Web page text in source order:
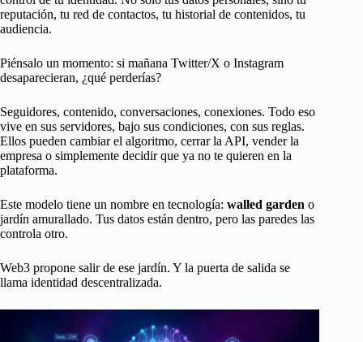
reputación, tu red de contactos, tu historial de contenidos, tu
audiencia.
Piénsalo un momento: si mañana Twitter/X o Instagram
desaparecieran, ¿qué perderías?
Seguidores, contenido, conversaciones, conexiones. Todo eso
vive en sus servidores, bajo sus condiciones, con sus reglas.
Ellos pueden cambiar el algoritmo, cerrar la API, vender la
empresa o simplemente decidir que ya no te quieren en la
plataforma.
Este modelo tiene un nombre en tecnología: walled garden o
jardín amurallado. Tus datos están dentro, pero las paredes las
controla otro.
Web3 propone salir de ese jardín. Y la puerta de salida se
llama identidad descentralizada.